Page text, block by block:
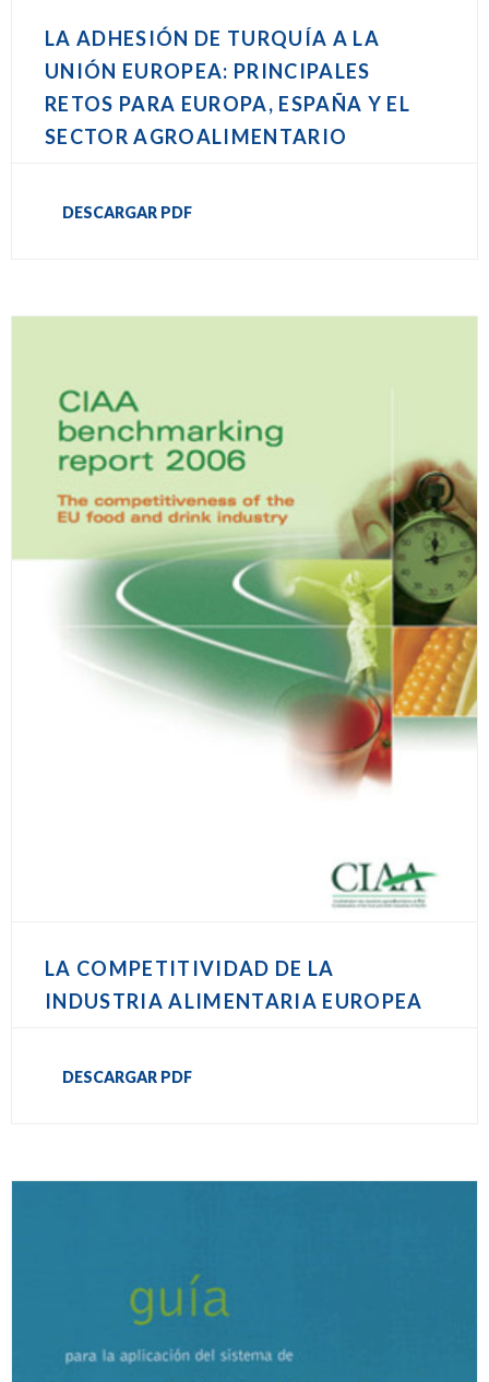
LA ADHESIÓN DE TURQUÍA A LA
UNIÓN EUROPEA: PRINCIPALES
RETOS PARA EUROPA, ESPAÑA Y EL
SECTOR AGROALIMENTARIO
DESCARGAR PDF
LA COMPETITIVIDAD DE LA
INDUSTRIA ALIMENTARIA EUROPEA
DESCARGAR PDF